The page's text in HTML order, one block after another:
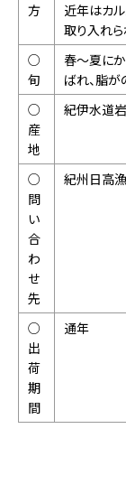
方
近年はカ
取り入れら
○
旬
春～夏にか
ばれ、脂が
○
産
地
紀伊水道
○
問
い
合
わ
せ
先
紀州日高
○
出
荷
期
間
通年